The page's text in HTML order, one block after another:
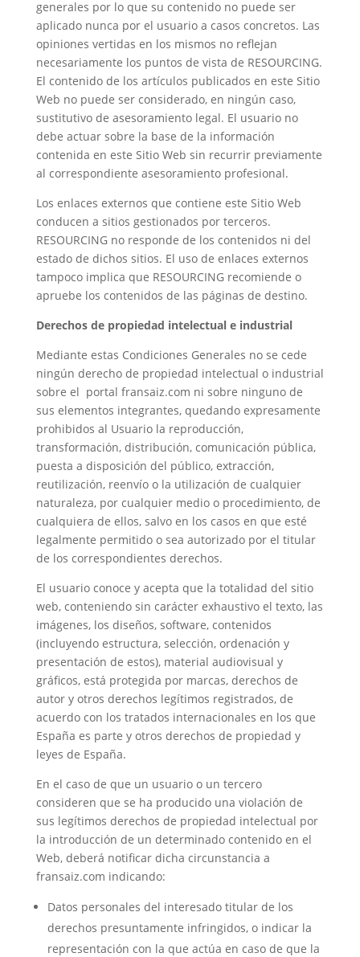
generales por lo que su contenido no puede ser
aplicado nunca por el usuario a casos concretos. Las
opiniones vertidas en los mismos no reflejan
necesariamente los puntos de vista de RESOURCING.
El contenido de los artículos publicados en este Sitio
Web no puede ser considerado, en ningún caso,
sustitutivo de asesoramiento legal. El usuario no
debe actuar sobre la base de la información
contenida en este Sitio Web sin recurrir previamente
al correspondiente asesoramiento profesional.
Los enlaces externos que contiene este Sitio Web
conducen a sitios gestionados por terceros.
RESOURCING no responde de los contenidos ni del
estado de dichos sitios. El uso de enlaces externos
tampoco implica que RESOURCING recomiende o
apruebe los contenidos de las páginas de destino.
Derechos de propiedad intelectual e industrial
Mediante estas Condiciones Generales no se cede
ningún derecho de propiedad intelectual o industrial
sobre el portal fransaiz.com ni sobre ninguno de
sus elementos integrantes, quedando expresamente
prohibidos al Usuario la reproducción,
transformación, distribución, comunicación pública,
puesta a disposición del público, extracción,
reutilización, reenvío o la utilización de cualquier
naturaleza, por cualquier medio o procedimiento, de
cualquiera de ellos, salvo en los casos en que esté
legalmente permitido o sea autorizado por el titular
de los correspondientes derechos.
El usuario conoce y acepta que la totalidad del sitio
web, conteniendo sin carácter exhaustivo el texto, las
imágenes, los diseños, software, contenidos
(incluyendo estructura, selección, ordenación y
presentación de estos), material audiovisual y
gráficos, está protegida por marcas, derechos de
autor y otros derechos legítimos registrados, de
acuerdo con los tratados internacionales en los que
España es parte y otros derechos de propiedad y
leyes de España.
En el caso de que un usuario o un tercero
consideren que se ha producido una violación de
sus legítimos derechos de propiedad intelectual por
la introducción de un determinado contenido en el
Web, deberá notificar dicha circunstancia a
fransaiz.com indicando:
Datos personales del interesado titular de los
derechos presuntamente infringidos, o indicar la
representación con la que actúa en caso de que la